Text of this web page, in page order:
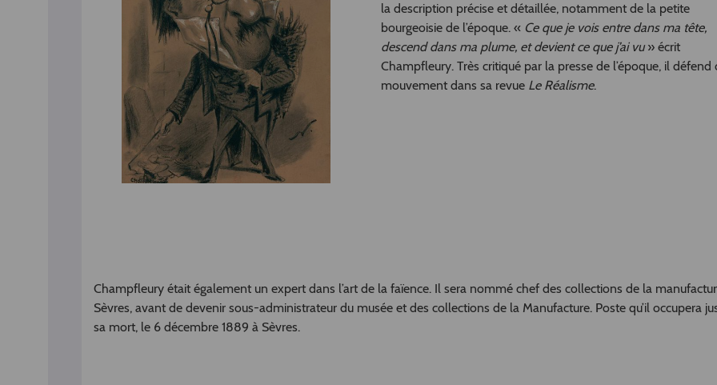
la description précise et détaillée, notamment de la petite
bourgeoisie de l’époque. « Ce que je vois entre dans ma tête,
descend dans ma plume, et devient ce que j’ai vu» écrit
Champfleury. Très critiqué par la presse de l’époque, il défend
mouvement dans sa revue Le Réalisme.
Champfleury était également un expert dans l’art de la faïence. Il sera nommé chef des collections de la
Sèvres, avant de devenir sous-administrateur du musée et des collections de la Manufacture. Poste qu’il occupera
sa mort, le 6 décembre 1889 à Sèvres.